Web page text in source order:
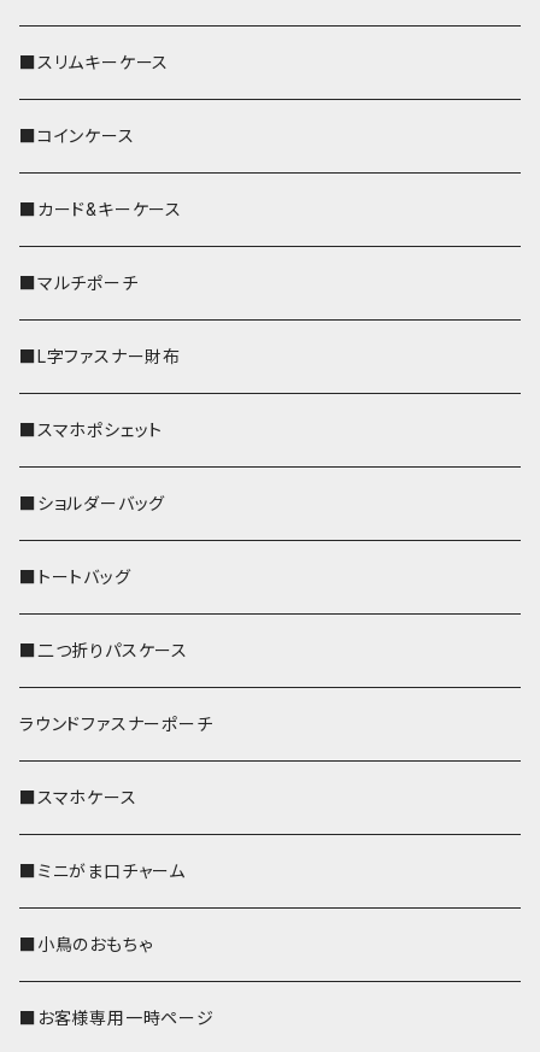
■スリムキーケース
■コインケース
■カード&キーケース
■マルチポーチ
■L字ファスナー財布
■スマホポシェット
■ショルダーバッグ
■トートバッグ
■二つ折りパスケース
ラウンドファスナーポーチ
■スマホケース
■ミニがま口チャーム
■小鳥のおもちゃ
■お客様専用一時ページ